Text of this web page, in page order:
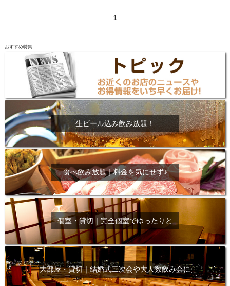
1
おすすめ特集
生ビール込み飲み放題！
食べ飲み放題｜料金を気にせず♪
個室・貸切｜完全個室でゆったりと
大部屋・貸切｜結婚式二次会や大人数飲み会に